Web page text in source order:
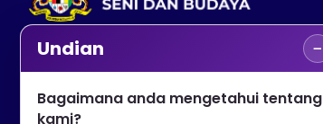
No. 2, Menara 1, Jalan P5/6, Presint 5,
+603 8000 8000
Undian −
Bagaimana anda mengetahui tentang
kami?